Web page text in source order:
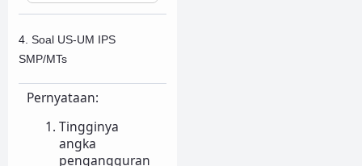
4. Soal US-UM IPS
SMP/MTs
Pernyataan:
Tingginya
angka
pengangguran